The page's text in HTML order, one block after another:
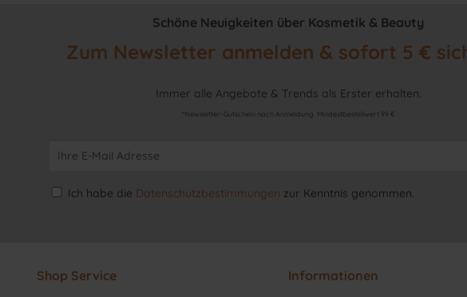
Schöne Neuigkeiten über Kosmetik & Beauty
Zum Newsletter anmelden & sofort 5 €
Immer alle Angebote & Trends als Erster erhalten.
*Newsletter-Gutschein nach Anmeldung. Mindestbestellwert 99 €
Ich habe die Datenschutzbestimmungen zur Kenntnis genommen.
Shop Service Informationen